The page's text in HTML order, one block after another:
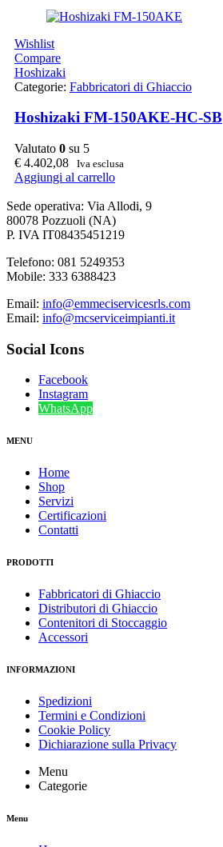
Wishlist
Compare
Hoshizaki
Categorie: Fabbricatori di Ghiaccio
Hoshizaki FM-150AKE-HC-SB
Valutato 0 su 5
€ 4.402,08 Iva esclusa
Aggiungi al carrello
Sede operativa: Via Allodi, 9
80078 Pozzuoli (NA)
P. IVA IT08435451219
Telefono: 081 5249353
Mobile: 333 6388423
Email: info@emmeciservicesrls.com
Email: info@mcserviceimpianti.it
Social Icons
Facebook
Instagram
WhatsApp
MENU
Home
Shop
Servizi
Certificazioni
Contatti
PRODOTTI
Fabbricatori di Ghiaccio
Distributori di Ghiaccio
Contenitori di Stoccaggio
Accessori
INFORMAZIONI
Spedizioni
Termini e Condizioni
Cookie Policy
Dichiarazione sulla Privacy
Menu
Categorie
Menu